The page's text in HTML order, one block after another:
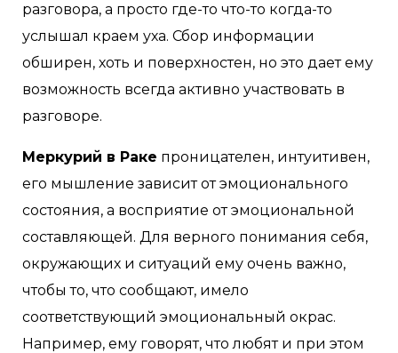
разговора, а просто где-то что-то когда-то
услышал краем уха. Сбор информации
обширен, хоть и поверхностен, но это дает ему
возможность всегда активно участвовать в
разговоре.
Меркурий в Раке проницателен, интуитивен,
его мышление зависит от эмоционального
состояния, а восприятие от эмоциональной
составляющей. Для верного понимания себя,
окружающих и ситуаций ему очень важно,
чтобы то, что сообщают, имело
соответствующий эмоциональный окрас.
Например, ему говорят, что любят и при этом